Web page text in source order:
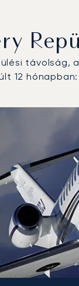
távolság,
12 hónapban: